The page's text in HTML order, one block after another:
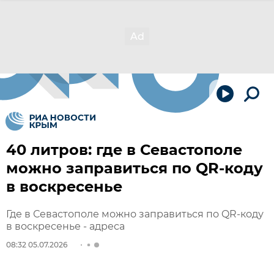
40 литров: где в Севастополе
можно заправиться по QR-коду
в воскресенье
Где в Севастополе можно заправиться по QR-коду
в воскресенье - адреса
08:32 05.07.2026